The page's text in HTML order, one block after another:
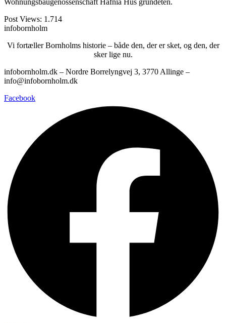
Wohnungsbaugenossenschaft Hafnia Hus gründeten.
Post Views: 1.714
infobornholm
Vi fortæller Bornholms historie – både den, der er sket, og den, der
sker lige nu.
infobornholm.dk – Nordre Borrelyngvej 3, 3770 Allinge –
info@infobornholm.dk
Facebook